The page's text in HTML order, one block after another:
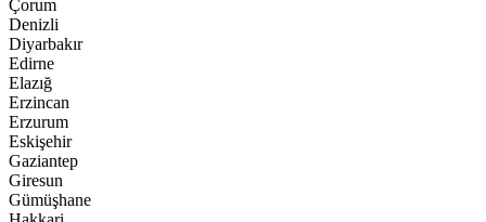
Çorum
Denizli
Diyarbakır
Edirne
Elazığ
Erzincan
Erzurum
Eskişehir
Gaziantep
Giresun
Gümüşhane